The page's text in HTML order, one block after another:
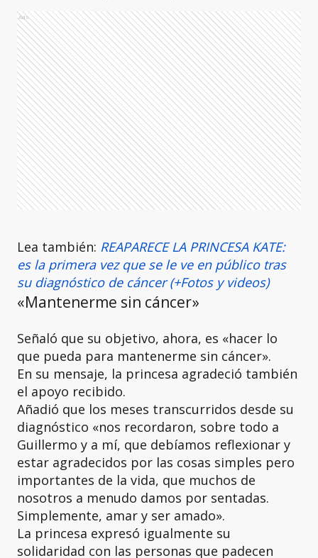
Ads
Lea también: REAPARECE LA PRINCESA KATE:
es la primera vez que se le ve en público tras
su diagnóstico de cáncer (+Fotos y videos)
«Mantenerme sin cáncer»
Señaló que su objetivo, ahora, es «hacer lo
que pueda para mantenerme sin cáncer».
En su mensaje, la princesa agradeció también
el apoyo recibido.
Añadió que los meses transcurridos desde su
diagnóstico «nos recordaron, sobre todo a
Guillermo y a mí, que debíamos reflexionar y
estar agradecidos por las cosas simples pero
importantes de la vida, que muchos de
nosotros a menudo damos por sentadas.
Simplemente, amar y ser amado».
La princesa expresó igualmente su
solidaridad con las personas que padecen